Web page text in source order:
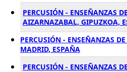
PERCUSIÓN - ENSEÑANZAS
AIZARNAZABAL, GIPUZKOA,
PERCUSIÓN - ENSEÑANZAS
MADRID, ESPAÑA
PERCUSIÓN - ENSEÑANZAS